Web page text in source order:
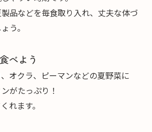
品などを毎食取り入れ、丈夫な体づ
う。
べよう
オクラ、ピーマンなどの夏野菜に
がたっぷり！
れます。